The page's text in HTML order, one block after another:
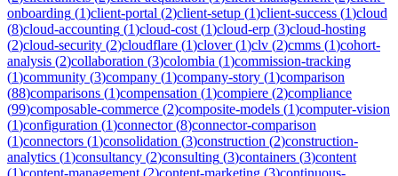
onboarding (1)client-portal (2)client-setup (1)client-success (1)cloud
(8)cloud-accounting (1)cloud-cost (1)cloud-erp (3)cloud-hosting
(2)cloud-security (2)cloudflare (1)clover(1)clv (2)cmms (1)cohort-
analysis (2)collaboration (3)colombia (1)commission-tracking
(1)community (3)company (1)company-story (1)comparison
(88)comparisons (1)compensation (1)compiere (2)compliance
(99)composable-commerce (2)composite-models (1)computer-vision
(1)configuration (1)connector(8)connector-comparison
(1)connectors (1)consolidation (3)construction (2)construction-
analytics (1)consultancy (2)consulting (3)containers (3)content
(1)content-management (2)content-marketing (3)continuous-